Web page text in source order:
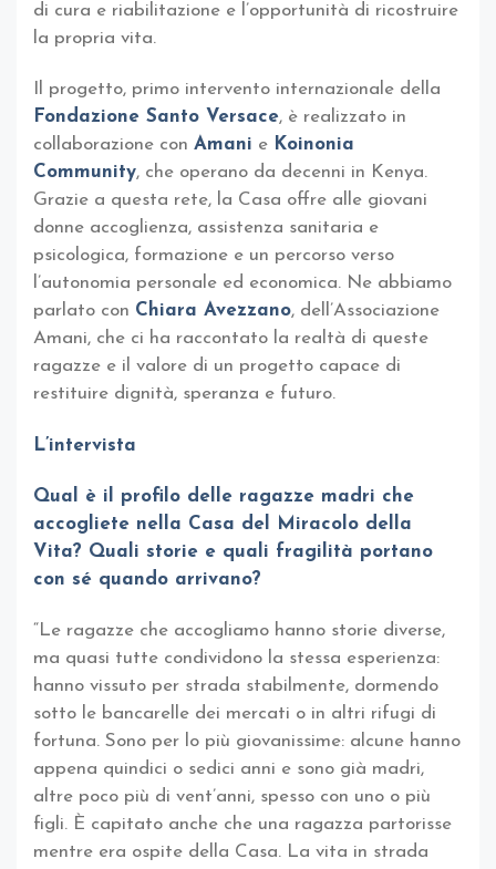
di cura e riabilitazione e l’opportunità di ricostruire
la propria vita.
Il progetto, primo intervento internazionale della
Fondazione Santo Versace, è realizzato in
collaborazione con Amani e Koinonia
Community, che operano da decenni in Kenya.
Grazie a questa rete, la Casa offre alle giovani
donne accoglienza, assistenza sanitaria e
psicologica, formazione e un percorso verso
l’autonomia personale ed economica. Ne abbiamo
parlato con Chiara Avezzano, dell’Associazione
Amani, che ci ha raccontato la realtà di queste
ragazze e il valore di un progetto capace di
restituire dignità, speranza e futuro.
L’intervista
Qual è il profilo delle ragazze madri che
accogliete nella Casa del Miracolo della
Vita? Quali storie e quali fragilità portano
con sé quando arrivano?
“Le ragazze che accogliamo hanno storie diverse,
ma quasi tutte condividono la stessa esperienza:
hanno vissuto per strada stabilmente, dormendo
sotto le bancarelle dei mercati o in altri rifugi di
fortuna. Sono per lo più giovanissime: alcune hanno
appena quindici o sedici anni e sono già madri,
altre poco più di vent’anni, spesso con uno o più
figli. È capitato anche che una ragazza partorisse
mentre era ospite della Casa. La vita in strada